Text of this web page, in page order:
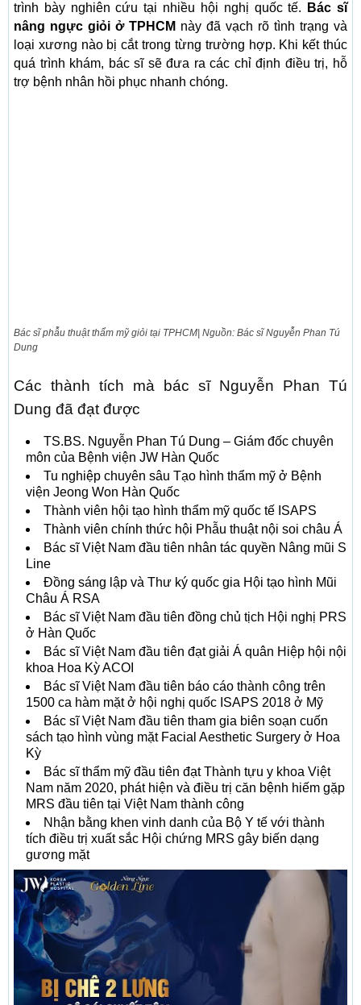
trình bày nghiên cứu tại nhiều hội nghị quốc tế.
Bác sĩ
nâng ngực giỏi ở TPHCM này đã vạch rõ tình trạng và
loại xương nào bị cắt trong từng trường hợp. Khi kết thúc
quá trình khám, bác sĩ sẽ đưa ra các chỉ định điều trị, hỗ
trợ bệnh nhân hồi phục nhanh chóng.
Bác sĩ phẫu thuật thẩm mỹ giỏi tại TPHCM| Nguồn: Bác sĩ Nguyễn Phan Tú
Dung
Các thành tích mà bác sĩ Nguyễn Phan Tú
Dung đã đạt được
TS.BS. Nguyễn Phan Tú Dung – Giám đốc chuyên
môn của Bệnh viện JW Hàn Quốc
Tu nghiệp chuyên sâu Tạo hình thẩm mỹ ở Bệnh
viện Jeong Won Hàn Quốc
Thành viên hội tạo hình thẩm mỹ quốc tế ISAPS
Thành viên chính thức hội Phẫu thuật nội soi châu Á
Bác sĩ Việt Nam đầu tiên nhân tác quyền Nâng mũi S
Line
Đồng sáng lập và Thư ký quốc gia Hội tạo hình Mũi
Châu Á RSA
Bác sĩ Việt Nam đầu tiên đồng chủ tịch Hội nghị PRS
ở Hàn Quốc
Bác sĩ Việt Nam đầu tiên đạt giải Á quân Hiệp hội nội
khoa Hoa Kỳ ACOI
Bác sĩ Việt Nam đầu tiên báo cáo thành công trên
1500 ca hàm mặt ở hội nghị quốc ISAPS 2018 ở Mỹ
Bác sĩ Việt Nam đầu tiên tham gia biên soạn cuốn
sách tạo hình vùng mặt Facial Aesthetic Surgery ở Hoa
Kỳ
Bác sĩ thẩm mỹ đầu tiên đạt Thành tựu y khoa Việt
Nam năm 2020, phát hiện và điều trị căn bệnh hiếm gặp
MRS đầu tiên tại Việt Nam thành công
Nhận bằng khen vinh danh của Bộ Y tế với thành
tích điều trị xuất sắc Hội chứng MRS gây biến dạng
gương mặt